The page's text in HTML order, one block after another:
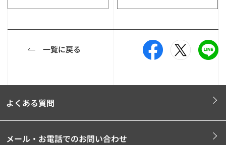
一覧に戻る
よくある質問
メール・お電話でのお問い合わせ